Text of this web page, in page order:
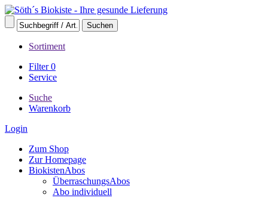
Sortiment
Filter0
Service
Suche
Warenkorb
Login
Zum Shop
Zur Homepage
BiokistenAbos
ÜberraschungsAbos
Abo individuell